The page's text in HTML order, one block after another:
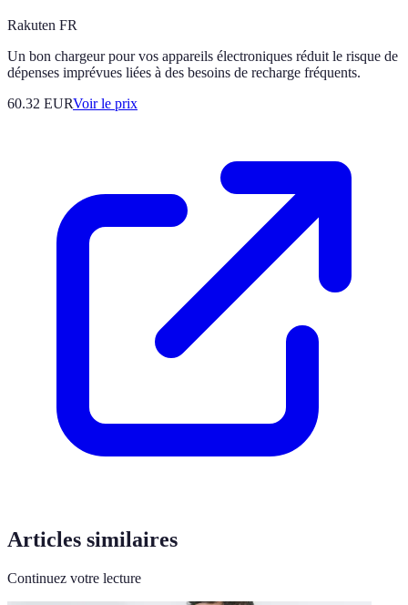
Rakuten FR
Un bon chargeur pour vos appareils électroniques réduit le risque de
dépenses imprévues liées à des besoins de recharge fréquents.
60.32 EURVoir le prix
Articles similaires
Continuez votre lecture